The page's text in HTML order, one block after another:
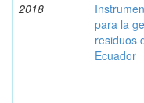
2018
para la
residuos
Ecuador